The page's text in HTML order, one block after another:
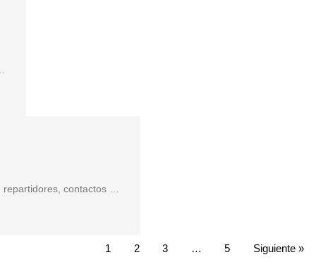
repartidores, contactos …
1 2 3 … 5 Siguiente »